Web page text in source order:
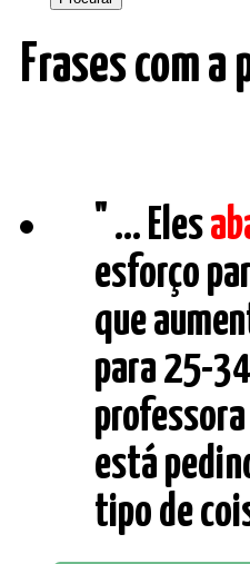
Frases com a
" ... Eles
esforço
que
para 25-
está
tipo de